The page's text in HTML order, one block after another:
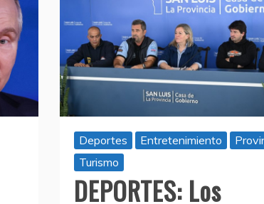
Deportes Entretenimiento
Turismo
DEPORTES: Los